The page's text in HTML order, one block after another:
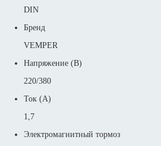
DIN
Бренд
VEMPER
Напряжение (В)
220/380
Ток (А)
1,7
Электромагнитный тормоз